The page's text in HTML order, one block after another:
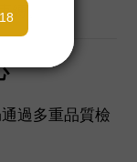
縛。
過多重品質檢